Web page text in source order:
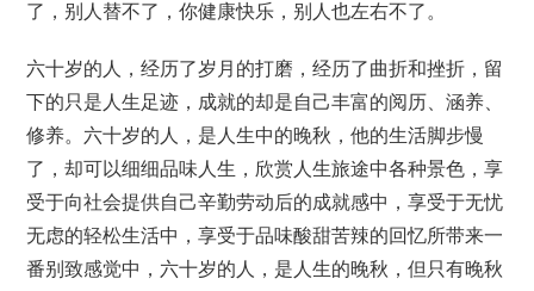
了，别人替不了，你健康快乐，别人也左右不了。
六十岁的人，经历了岁月的打磨，经历了曲折和挫折，留
下的只是人生足迹，成就的却是自己丰富的阅历、涵养、
修养。六十岁的人，是人生中的晚秋，他的生活脚步慢
了，却可以细细品味人生，欣赏人生旅途中各种景色，享
受于向社会提供自己辛勤劳动后的成就感中，享受于无忧
无虑的轻松生活中，享受于品味酸甜苦辣的回忆所带来一
番别致感觉中，六十岁的人，是人生的晚秋，但只有晚秋